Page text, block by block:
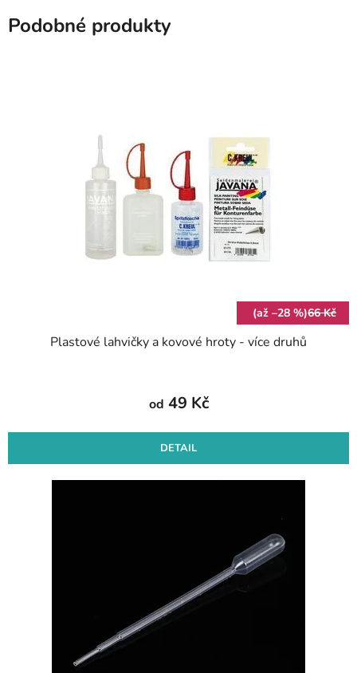
Podobné produkty
(až –28 %)66 Kč
Plastové lahvičky a kovové hroty - více druhů
od 49 Kč
DETAIL